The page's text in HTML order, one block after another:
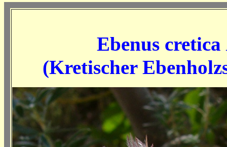
Ebenus cretica
(Kretischer